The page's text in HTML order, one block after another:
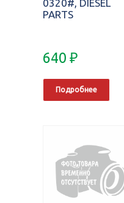
0320#, DIESEL
PARTS
640 ₽
Подробнее